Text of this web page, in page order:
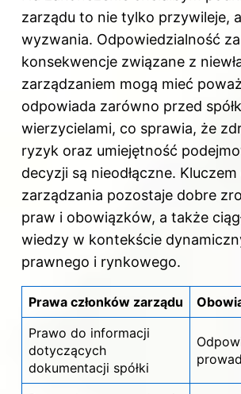
zarządu to nie tylko przywileje,
wyzwania. Odpowiedzialność za
konsekwencje związane z
zarządzaniem mogą mieć
odpowiada zarówno przed
wierzycielami, co sprawia, że
ryzyk oraz umiejętność
decyzji są nieodłączne.
zarządzania pozostaje dobre
praw i obowiązków, a także
wiedzy w kontekście
prawnego i rynkowego.
Prawa członków zarządu
Prawo do informacji
dotyczących
dokumentacji spółki